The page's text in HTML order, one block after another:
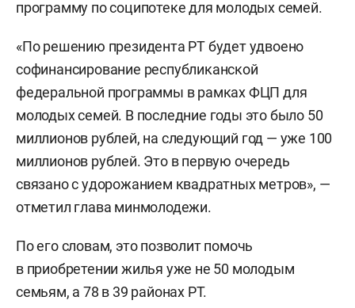
программу по соципотеке для молодых семей.
«По решению президента РТ будет удвоено
софинансирование республиканской
федеральной программы в рамках ФЦП для
молодых семей. В последние годы это было 50
миллионов рублей, на следующий год — уже 100
миллионов рублей. Это в первую очередь
связано с удорожанием квадратных метров», —
отметил глава минмолодежи.
По его словам, это позволит помочь
в приобретении жилья уже не 50 молодым
семьям, а 78 в 39 районах РТ.